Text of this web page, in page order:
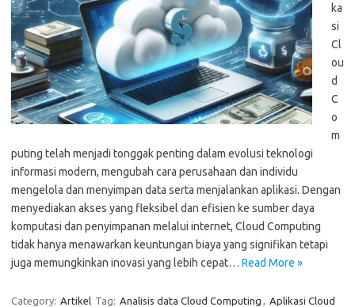
ka
si
Cl
ou
d
C
o
m
puting telah menjadi tonggak penting dalam evolusi teknologi
informasi modern, mengubah cara perusahaan dan individu
mengelola dan menyimpan data serta menjalankan aplikasi. Dengan
menyediakan akses yang fleksibel dan efisien ke sumber daya
komputasi dan penyimpanan melalui internet, Cloud Computing
tidak hanya menawarkan keuntungan biaya yang signifikan tetapi
juga memungkinkan inovasi yang lebih cepat… Read More »
Category: Artikel Tag: Analisis data Cloud Computing , Aplikasi Cloud